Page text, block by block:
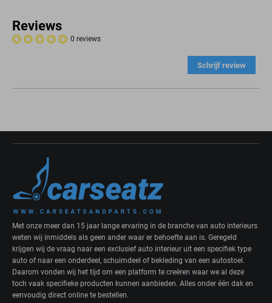
Reviews
0 reviews
Schrijf review
Met onze meer dan 15 jaar lange ervaring in de branche van auto interieurs
weten wij inmiddels als geen ander waar er behoefte aan is. Geregeld
krijgen wij de vraag naar een exclusief auto interieur uit een specifiek type
auto of naar een onderdeel, schuimdeel of bekleding van een autostoel.
Daarom vonden wij het tijd om een platform te creëren waar we al deze
toch vaak specifieke producten kunnen aanbieden. Alles onder één dak en
eenvoudig direct online te bestellen.